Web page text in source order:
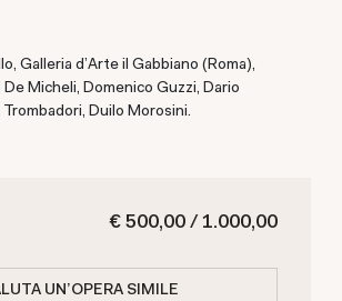
Galleria d'Arte il Gabbiano (Roma),
Micheli, Domenico Guzzi, Dario
Duilo Morosini.
€ 500,00 / 1.000,00
UN'OPERA SIMILE